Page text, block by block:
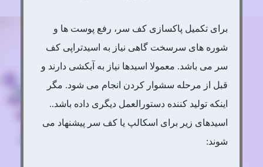
برای تکمیل پاکسازی کف سر، رفع پوست ها و
شوره های سرسخت گاهی نیاز به اسیدتراپی کف
سر می باشد. معمولا اسیدها نیاز به آبکشی دارند و
قبل از مرحله سشوار کردن انجام می شود. مگر
اینکه تولید کننده دستورالعمل دیگری داده باشد..
اسیدهای زیر برای اسکالپ یا کف سر پیشنهاد می
شوند: